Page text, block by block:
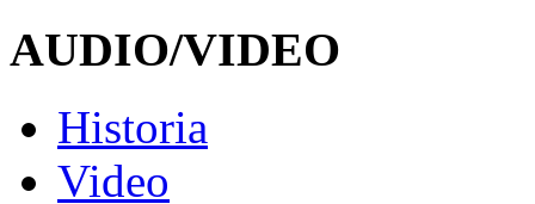
AUDIO/VIDEO
Historia
Video